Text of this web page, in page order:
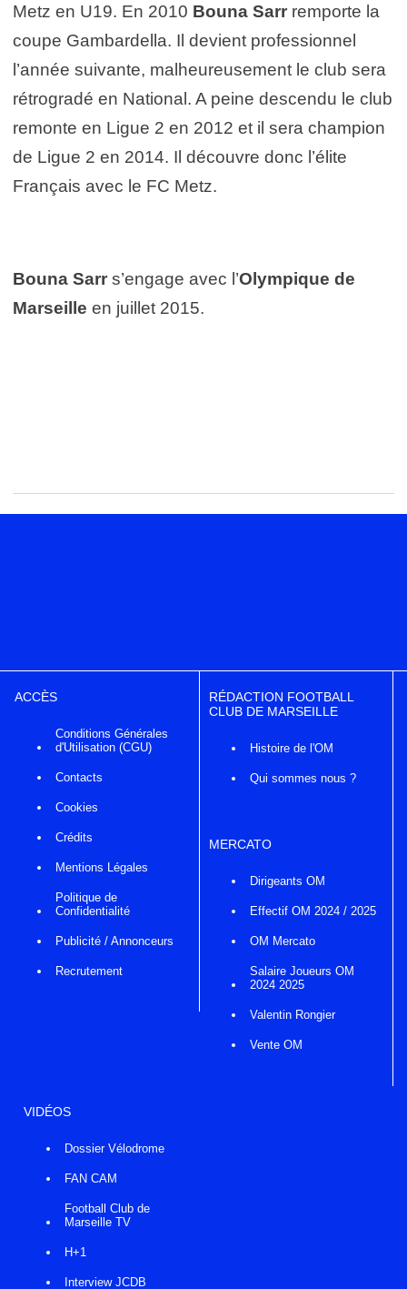
Metz en U19. En 2010 Bouna Sarr remporte la
coupe Gambardella. Il devient professionnel
l’année suivante, malheureusement le club sera
rétrogradé en National. A peine descendu le club
remonte en Ligue 2 en 2012 et il sera champion
de Ligue 2 en 2014. Il découvre donc l’élite
Français avec le FC Metz.
Bouna Sarr s’engage avec l’Olympique de
Marseille en juillet 2015.
ACCÈS
Conditions Générales
d'Utilisation (CGU)
Contacts
Cookies
Crédits
Mentions Légales
Politique de
Confidentialité
Publicité / Annonceurs
Recrutement
RÉDACTION FOOTBALL
CLUB DE MARSEILLE
Histoire de l'OM
Qui sommes nous ?
MERCATO
Dirigeants OM
Effectif OM 2024 / 2025
OM Mercato
Salaire Joueurs OM
2024 2025
Valentin Rongier
Vente OM
VIDÉOS
Dossier Vélodrome
FAN CAM
Football Club de
Marseille TV
H+1
Interview JCDB